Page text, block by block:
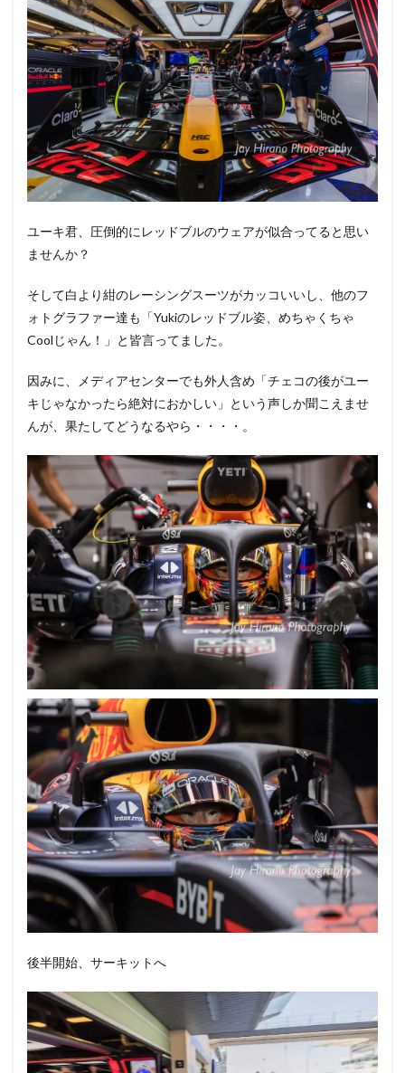
ユーキ君、圧倒的にレッドブルのウェアが似合ってると思い
ませんか？
そして白より紺のレーシングスーツがカッコいいし、他のフ
ォトグラファー達も「Yukiのレッドブル姿、めちゃくちゃ
Coolじゃん！」と皆言ってました。
因みに、メディアセンターでも外人含め「チェコの後がユー
キじゃなかったら絶対におかしい」という声しか聞こえませ
んが、果たしてどうなるやら・・・・。
後半開始、サーキットへ